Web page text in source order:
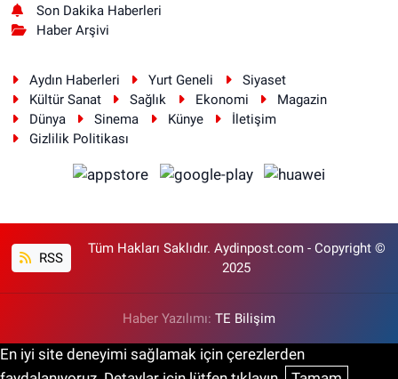
Son Dakika Haberleri
Haber Arşivi
Aydın Haberleri Yurt Geneli
Siyaset
Kültür Sanat
Sağlık Ekonomi
Magazin
Dünya
Sinema Künye
İletişim
Gizlilik Politikası
RSS
Tüm Hakları Saklıdır. Aydinpost.com - Copyright ©
2025
Haber Yazılımı: TE Bilişim
En iyi site deneyimi sağlamak için çerezlerden